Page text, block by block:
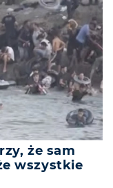
że sam
wszystkie